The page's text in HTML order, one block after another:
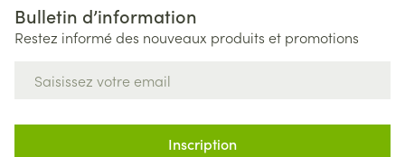
Bulletin d’information
Restez informé des nouveaux produits et promotions
Inscription